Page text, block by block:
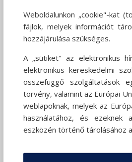
Weboldalunkon „cookie"-kat
fájlok, melyek információt
hozzájárulása szükséges.
A „sütiket" az elektronikus
elektronikus kereskedelmi
összefüggő szolgáltatások
törvény, valamint az Európai
weblapoknak, melyek az
használatához, és ezeknek
eszközén történő tárolásához